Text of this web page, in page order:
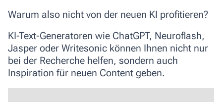
Warum also nicht von der neuen KI profitieren?
KI-Text-Generatoren wie ChatGPT, Neuroflash,
Jasper oder Writesonic können Ihnen nicht nur
bei der Recherche helfen, sondern auch
Inspiration für neuen Content geben.